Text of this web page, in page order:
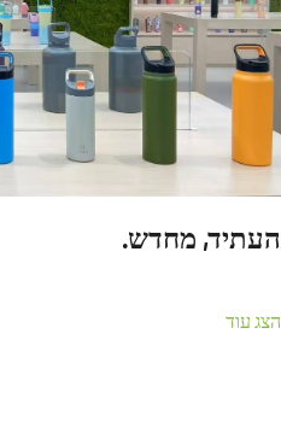
העתיד, מחדש.
הצג עוד